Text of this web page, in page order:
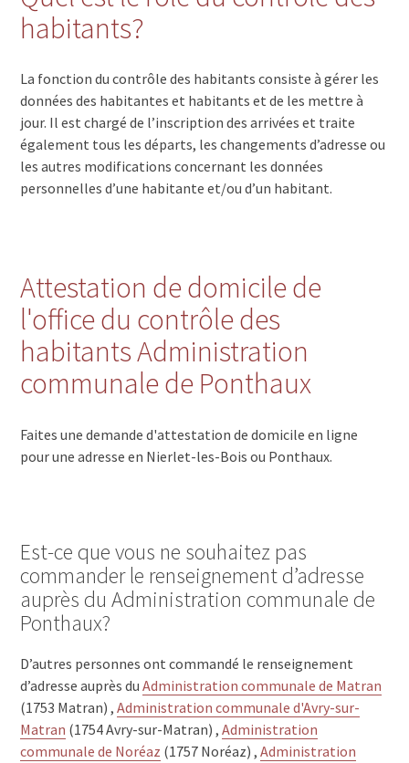
habitants?
La fonction du contrôle des habitants consiste à gérer les
données des habitantes et habitants et de les mettre à
jour. Il est chargé de l’inscription des arrivées et traite
également tous les départs, les changements d’adresse ou
les autres modifications concernant les données
personnelles d’une habitante et/ou d’un habitant.
Attestation de domicile de
l'office du contrôle des
habitants Administration
communale de Ponthaux
Faites une demande d'attestation de domicile en ligne
pour une adresse en Nierlet-les-Bois ou Ponthaux.
Est-ce que vous ne souhaitez pas
commander le renseignement d’adresse
auprès du Administration communale de
Ponthaux?
D’autres personnes ont commandé le renseignement
d’adresse auprès duAdministration communale de Matran
(1753 Matran) ,Administration communale d'Avry-sur-
Matran (1754 Avry-sur-Matran) ,Administration
communale de Noréaz (1757 Noréaz) ,Administration